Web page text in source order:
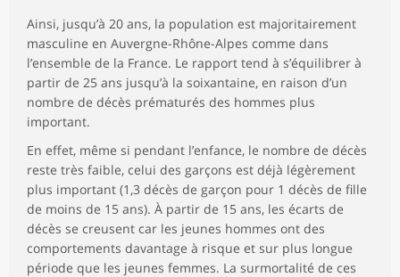
Ainsi, jusqu’à 20 ans, la population est majoritairement
masculine en Auvergne-Rhône-Alpes comme dans
l’ensemble de la France. Le rapport tend à s’équilibrer à
partir de 25 ans jusqu’à la soixantaine, en raison d’un
nombre de décès prématurés des hommes plus
important.
En effet, même si pendant l’enfance, le nombre de décès
reste très faible, celui des garçons est déjà légèrement
plus important (1,3 décès de garçon pour 1 décès de fille
de moins de 15 ans). À partir de 15 ans, les écarts de
décès se creusent car les jeunes hommes ont des
comportements davantage à risque et sur plus longue
période que les jeunes femmes. La surmortalité de ces